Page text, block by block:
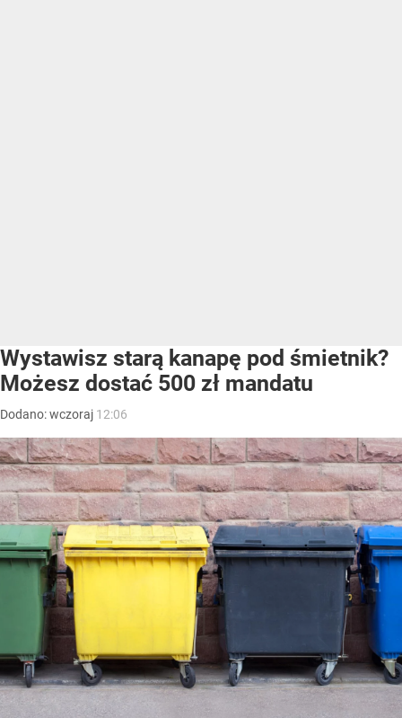
Wystawisz starą kanapę pod śmietnik?
Możesz dostać 500 zł mandatu
Dodano:wczoraj 12:06